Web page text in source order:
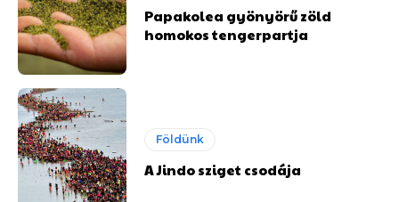
Papakolea gyönyörű zöld
homokos tengerpartja
Földünk
A Jindo sziget csodája